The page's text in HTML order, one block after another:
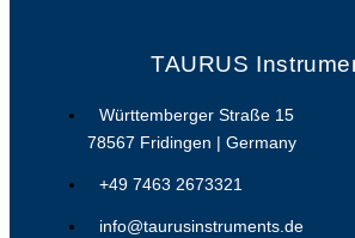
TAURUS
Württemberger Straße 15
78567 Fridingen | Germany
+49 7463 2673321
info@taurusinstruments.de